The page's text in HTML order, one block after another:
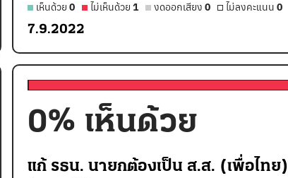
เห็นด้วย 0 ไม่เห็นด้วย 1 งดออกเสียง 0 ไม่ลงคะแนน 0
7.9.2022
0% เห็นด้วย
แก้ รธน. นายกต้องเป็น ส.ส. (เพื่อไทย)